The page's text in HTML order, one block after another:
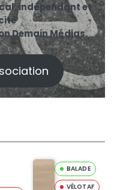
indépendant et
Demain Médias.
BALADE
VÉLOTAF